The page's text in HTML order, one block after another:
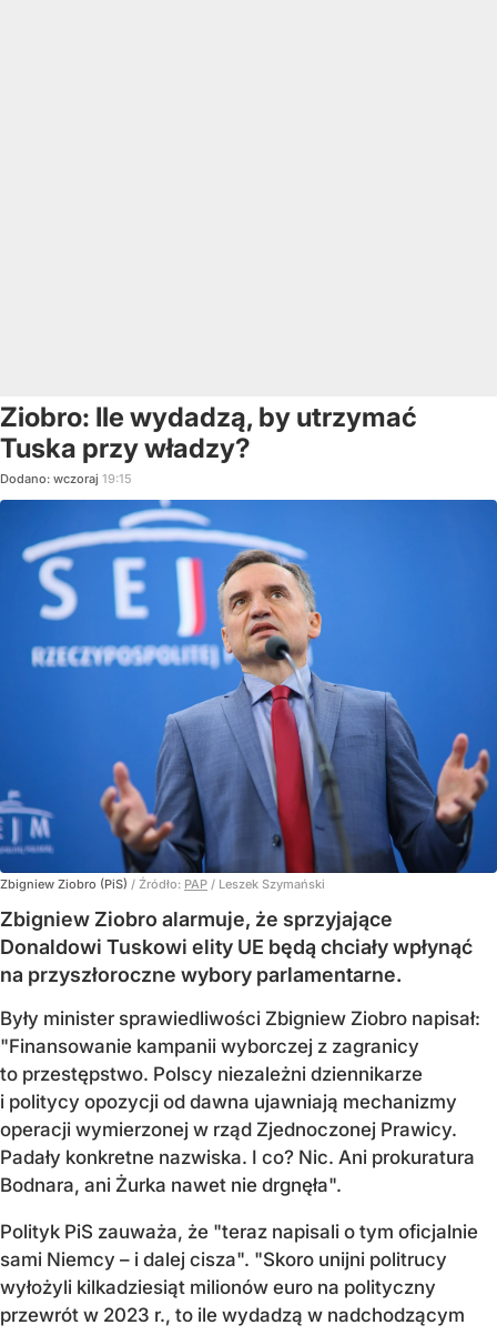
Ziobro: Ile wydadzą, by utrzymać
Tuska przy władzy?
Dodano: wczoraj 19:15
Zbigniew Ziobro (PiS) / Źródło: PAP / Leszek Szymański
Zbigniew Ziobro alarmuje, że sprzyjające
Donaldowi Tuskowi elity UE będą chciały wpłynąć
na przyszłoroczne wybory parlamentarne.
Były minister sprawiedliwości Zbigniew Ziobro napisał:
"Finansowanie kampanii wyborczej z zagranicy
to przestępstwo. Polscy niezależni dziennikarze
i politycy opozycji od dawna ujawniają mechanizmy
operacji wymierzonej w rząd Zjednoczonej Prawicy.
Padały konkretne nazwiska. I co? Nic. Ani prokuratura
Bodnara, ani Żurka nawet nie drgnęła".
Polityk PiS zauważa, że "teraz napisali o tym oficjalnie
sami Niemcy – i dalej cisza". "Skoro unijni politrucy
wyłożyli kilkadziesiąt milionów euro na polityczny
przewrót w 2023 r., to ile wydadzą w nadchodzącym